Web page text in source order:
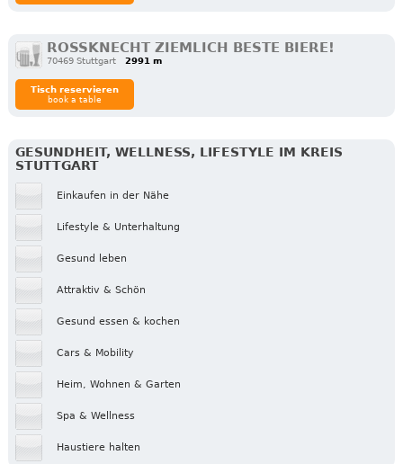
ROSSKNECHT ZIEMLICH BESTE BIERE!
70469 Stuttgart 2991 m
Tisch reservieren
book a table
GESUNDHEIT, WELLNESS, LIFESTYLE IM KREIS
STUTTGART
Einkaufen in der Nähe
Lifestyle & Unterhaltung
Gesund leben
Attraktiv & Schön
Gesund essen & kochen
Cars & Mobility
Heim, Wohnen & Garten
Spa & Wellness
Haustiere halten